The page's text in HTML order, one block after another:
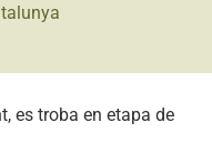
es troba en etapa de